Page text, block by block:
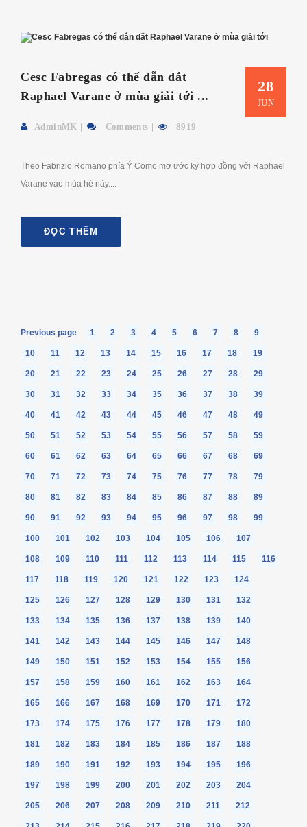
28
JUN
Cesc Fabregas có thể dẫn dắt
Raphael Varane ở mùa giải tới ...
AdminMK Comments 8919
Theo Fabrizio Romano phía Ý Como mơ ước ký hợp đồng với Raphael
Varane vào mùa hè này....
ĐỌC THÊM
Previous page 1 2 3 4 5 6 7 8 9
10 11 12 13 14 15 16 17 18 19
20 21 22 23 24 25 26 27 28 29
30 31 32 33 34 35 36 37 38 39
40 41 42 43 44 45 46 47 48 49
50 51 52 53 54 55 56 57 58 59
60 61 62 63 64 65 66 67 68 69
70 71 72 73 74 75 76 77 78 79
80 81 82 83 84 85 86 87 88 89
90 91 92 93 94 95 96 97 98 99
100 101 102 103 104 105 106 107
108 109 110 111 112 113 114 115 116
117 118 119 120 121 122 123 124
125 126 127 128 129 130 131 132
133 134 135 136 137 138 139 140
141 142 143 144 145 146 147 148
149 150 151 152 153 154 155 156
157 158 159 160 161 162 163 164
165 166 167 168 169 170 171 172
173 174 175 176 177 178 179 180
181 182 183 184 185 186 187 188
189 190 191 192 193 194 195 196
197 198 199 200 201 202 203 204
205 206 207 208 209 210 211 212